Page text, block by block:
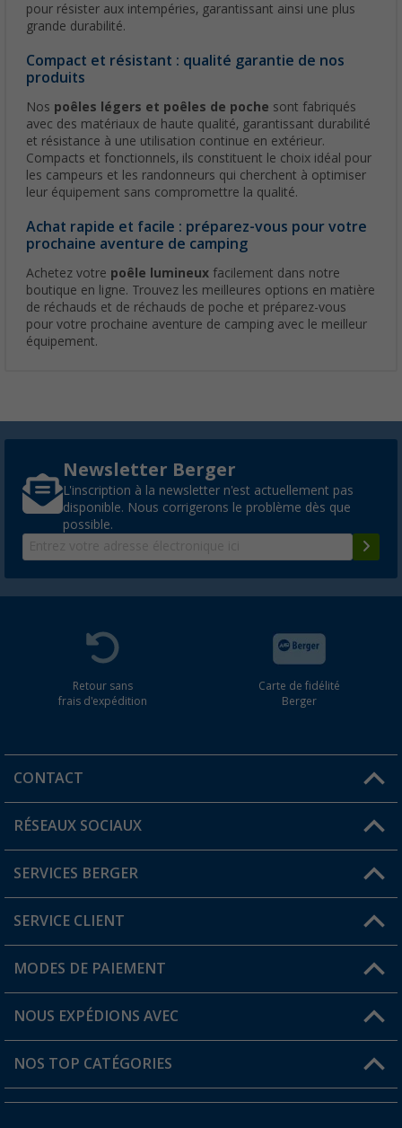
pour résister aux intempéries, garantissant ainsi une plus
grande durabilité.
Compact et résistant : qualité garantie de nos
produits
Nos poêles légers et poêles de poche sont fabriqués
avec des matériaux de haute qualité, garantissant durabilité
et résistance à une utilisation continue en extérieur.
Compacts et fonctionnels, ils constituent le choix idéal pour
les campeurs et les randonneurs qui cherchent à optimiser
leur équipement sans compromettre la qualité.
Achat rapide et facile : préparez-vous pour votre
prochaine aventure de camping
Achetez votre poêle lumineux facilement dans notre
boutique en ligne. Trouvez les meilleures options en matière
de réchauds et de réchauds de poche et préparez-vous
pour votre prochaine aventure de camping avec le meilleur
équipement.
Newsletter Berger
L'inscription à la newsletter n'est actuellement pas
disponible. Nous corrigerons le problème dès que
possible.
Retour sans
frais d'expédition
Carte de fidélité
Berger
CONTACT
Une question ?
Trouver une magasin
RÉSEAUX SOCIAUX
SERVICES BERGER
Devenir revendeur
Mon compte
Carte de fidélité Berger
SERVICE CLIENT
FAQ et contact
Informations sur l'expédition
Statut de la commande
MODES DE PAIEMENT
NOUS EXPÉDIONS AVEC
NOS TOP CATÉGORIES